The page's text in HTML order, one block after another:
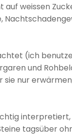
weissen
(ich
und
nur
tagsüber